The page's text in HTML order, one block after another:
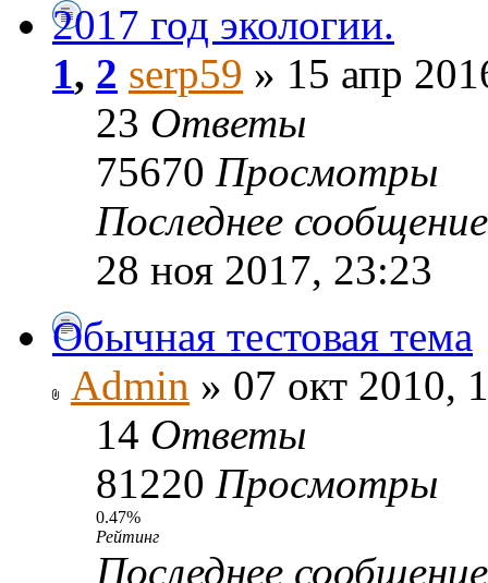
2017 год экологии.
1, 2 serp59 » 15 апр
23 Ответы
75670 Просмотры
Последнее
28 ноя 2017, 23:23
Обычная тестовая тема
Admin » 07 окт 2010,
14 Ответы
81220 Просмотры
0.47%
Рейтинг
Последнее